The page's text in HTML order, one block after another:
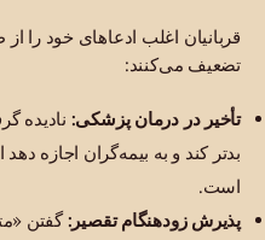
قربانیان اغلب ادعاهای خود را
تضعیف می‌کنند:
تأخیر در درمان پزشکی: نادیده
بدتر کند و به بیمه‌گران اجازه
است.
پذیرش زودهنگام تقصیر:گفتن